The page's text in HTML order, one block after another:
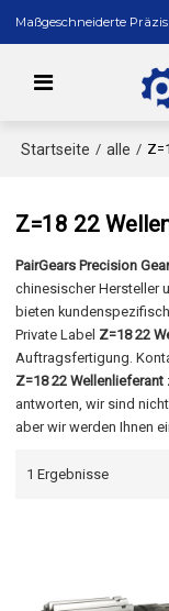
Maßgeschneiderte
Startseite / alle /
Z=18 22
PairGears Precision
chinesischer Hersteller
bieten
Private Label Z=18 22
Auftragsfertigung.
Z=18 22 Wellenlieferant
antworten, wir sind
aber wir werden Ihnen
1 Ergebnisse